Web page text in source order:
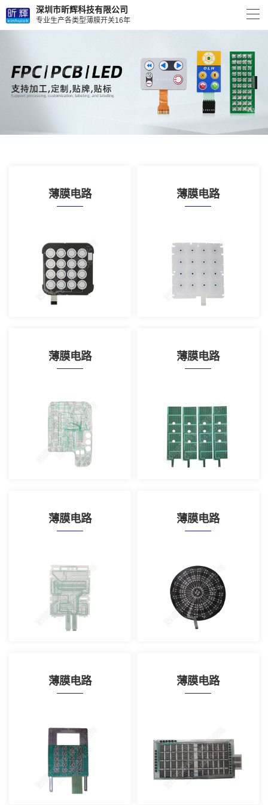
深圳市昕辉科技有限公司
专业生产各类型薄膜开关16年
薄膜电路 薄膜电路
薄膜电路 薄膜电路
薄膜电路 薄膜电路
薄膜电路 薄膜电路